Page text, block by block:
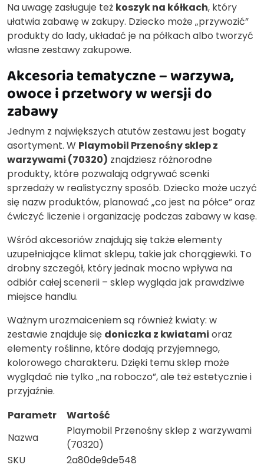
Na uwagę zasługuje też koszyk na kółkach, który
ułatwia zabawę w zakupy. Dziecko może „przywozić”
produkty do lady, układać je na półkach albo tworzyć
własne zestawy zakupowe.
Akcesoria tematyczne – warzywa,
owoce i przetwory w wersji do
zabawy
Jednym z największych atutów zestawu jest bogaty
asortyment. W Playmobil Przenośny sklep z
warzywami (70320) znajdziesz różnorodne
produkty, które pozwalają odgrywać scenki
sprzedaży w realistyczny sposób. Dziecko może uczyć
się nazw produktów, planować „co jest na półce” oraz
ćwiczyć liczenie i organizację podczas zabawy w kasę.
Wśród akcesoriów znajdują się także elementy
uzupełniające klimat sklepu, takie jak chorągiewki. To
drobny szczegół, który jednak mocno wpływa na
odbiór całej scenerii – sklep wygląda jak prawdziwe
miejsce handlu.
Ważnym urozmaiceniem są również kwiaty: w
zestawie znajduje się doniczka z kwiatami oraz
elementy roślinne, które dodają przyjemnego,
kolorowego charakteru. Dzięki temu sklep może
wyglądać nie tylko „na roboczo”, ale też estetycznie i
przyjaźnie.
Parametr
Wartość
Nazwa
Playmobil Przenośny sklep z warzywami
(70320)
SKU
2a80de9de548